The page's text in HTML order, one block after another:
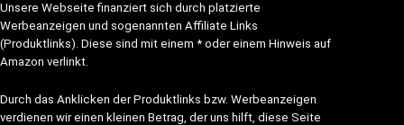
Unsere Webseite finanziert sich durch platzierte
Werbeanzeigen und sogenannten Affiliate Links
(Produktlinks). Diese sind mit einem * oder einem Hinweis auf
Amazon verlinkt.
Durch das Anklicken der Produktlinks bzw. Werbeanzeigen
verdienen wir einen kleinen Betrag, der uns hilft, diese Seite